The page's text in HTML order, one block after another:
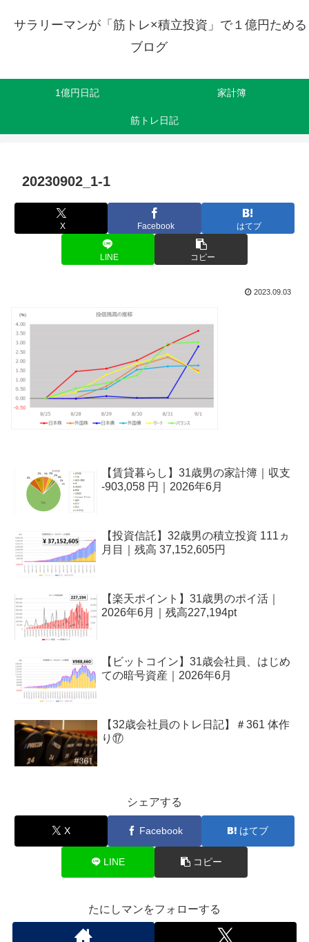
サラリーマンが「筋トレ×積立投資」で１億円ためる
ブログ
1億円日記 家計簿
筋トレ日記
20230902_1-1
X Facebook はてブ
LINE コピー
2023.09.03
【賃貸暮らし】31歳男の家計簿｜収支
-903,058 円｜2026年6月
【投資信託】32歳男の積立投資 111ヵ
月目｜残高 37,152,605円
【楽天ポイント】31歳男のポイ活｜
2026年6月｜残高227,194pt
【ビットコイン】31歳会社員、はじめ
ての暗号資産｜2026年6月
【32歳会社員のトレ日記】＃361 体作
り⑰
シェアする
X Facebook はてブ
LINE コピー
たにしマンをフォローする